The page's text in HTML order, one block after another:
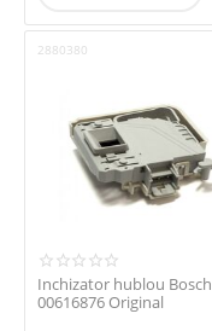
2880380
Inchizator hublou Bosch
00616876 Original